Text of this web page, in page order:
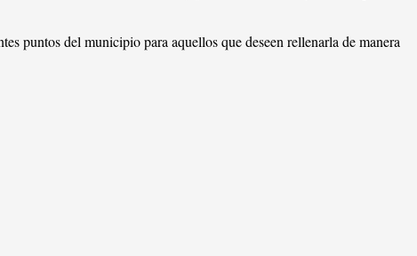
puntos del municipio para aquellos que deseen rellenarla de manera